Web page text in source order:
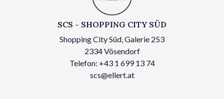
SCS - SHOPPING CITY SÜD
Shopping City Süd, Galerie 253
2334 Vösendorf
Telefon: +43 1 699 13 74
scs@ellert.at